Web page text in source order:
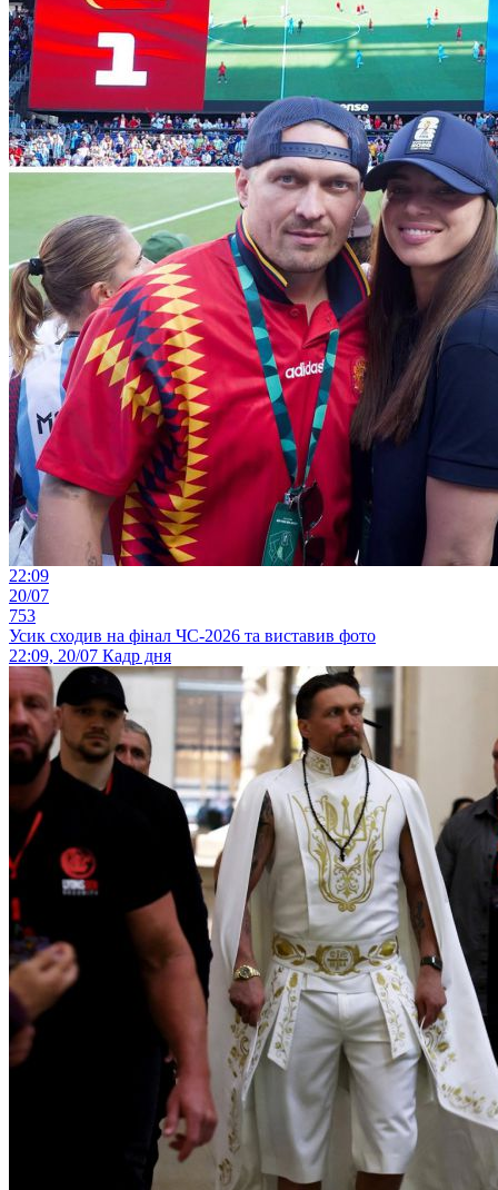
22:09
20/07
753
Усик сходив на фінал ЧС-2026 та виставив фото
22:09, 20/07 Кадр дня